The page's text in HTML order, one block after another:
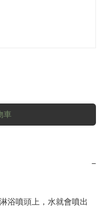
車
−
浴噴頭上，水就會噴出